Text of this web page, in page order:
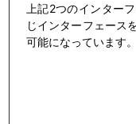
上記2つのインター
じインターフェース
可能になっています。